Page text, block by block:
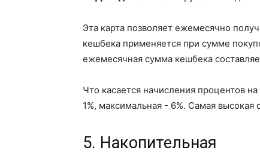
Эта карта позволяет ежемесячно
кешбека применяется при сумме
ежемесячная сумма кешбека
Что касается начисления процентов
1%, максимальная - 6%. Самая высокая
5. Накопительная